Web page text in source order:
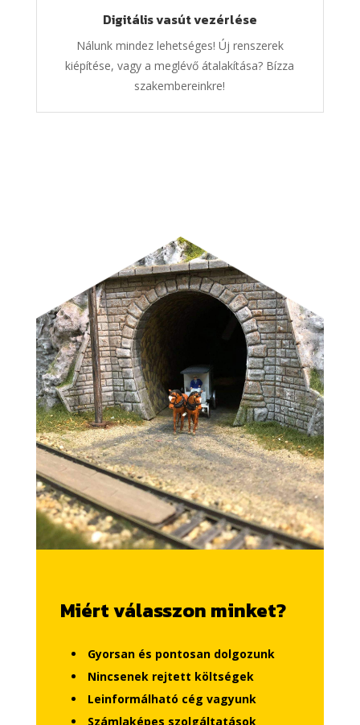
Digitális vasút vezérlése
Nálunk mindez lehetséges! Új renszerek
kiépítése, vagy a meglévő átalakítása? Bízza
szakembereinkre!
Miért válasszon minket?
Gyorsan és pontosan dolgozunk
Nincsenek rejtett költségek
Leinformálható cég vagyunk
Számlaképes szolgáltatások